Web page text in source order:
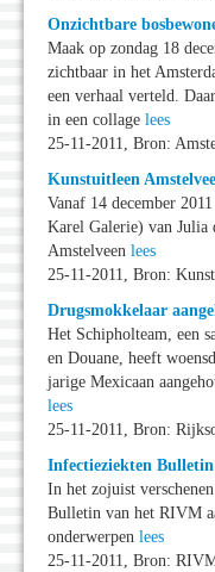
Onzichtbare
Maak op zondag 18
zichtbaar in het
een verhaal verteld.
in een collage lees
25-11-2011, Bron:
Kunstuitleen
Vanaf 14 december
Karel Galerie) van Julia
Amstelveen lees
25-11-2011, Bron:
Drugsmokkelaar
Het Schipholteam, een
en Douane, heeft
jarige Mexicaan
lees
25-11-2011, Bron:
Infectieziekten Bulletin
In het zojuist
Bulletin van het RIVM
onderwerpen lees
25-11-2011, Bron: